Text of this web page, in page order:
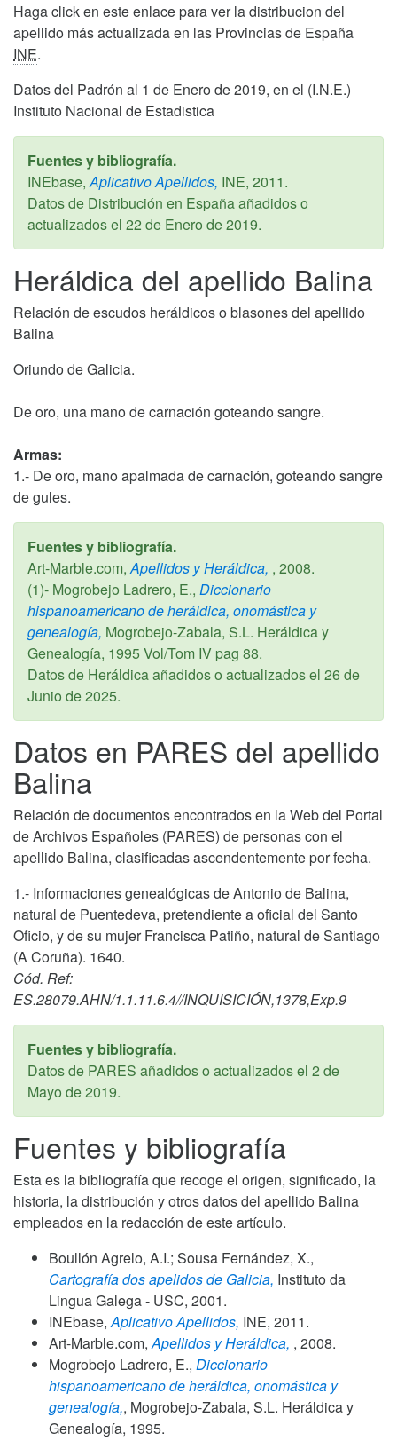
Haga click en este enlace para ver la distribucion del
apellido más actualizada en las Provincias de España
INE.
Datos del Padrón al 1 de Enero de 2019, en el (I.N.E.)
Instituto Nacional de Estadistica
Fuentes y bibliografía.
INEbase,Aplicativo Apellidos, INE, 2011.
Datos de Distribución en España añadidos o
actualizados el 22 de Enero de 2019.
Heráldica del apellido Balina
Relación de escudos heráldicos o blasones del apellido
Balina
Oriundo de Galicia.
De oro, una mano de carnación goteando sangre.
Armas:
1.- De oro, mano apalmada de carnación, goteando sangre
de gules.
Fuentes y bibliografía.
Art-Marble.com,Apellidos y Heráldica, , 2008.
(1)- Mogrobejo Ladrero, E., Diccionario
hispanoamericano de heráldica, onomástica y
genealogía, Mogrobejo-Zabala, S.L. Heráldica y
Genealogía, 1995Vol/Tom IV pag 88.
Datos de Heráldica añadidos o actualizados el 26 de
Junio de 2025.
Datos en PARES del apellido
Balina
Relación de documentos encontrados en la Web del Portal
de Archivos Españoles (PARES) de personas con el
apellido Balina, clasificadas ascendentemente por fecha.
1.- Informaciones genealógicas de Antonio de Balina,
natural de Puentedeva, pretendiente a oficial del Santo
Oficio, y de su mujer Francisca Patiño, natural de Santiago
(A Coruña). 1640.
Cód. Ref:
ES.28079.AHN/1.1.11.6.4//INQUISICIÓN,1378,Exp.9
Fuentes y bibliografía.
Datos de PARES añadidos o actualizados el 2 de
Mayo de 2019.
Fuentes y bibliografía
Esta es la bibliografía que recoge el origen, significado, la
historia, la distribución y otros datos del apellido Balina
empleados en la redacción de este artículo.
Boullón Agrelo, A.I.; Sousa Fernández, X.,
Cartografía dos apelidos de Galicia, Instituto da
Lingua Galega - USC, 2001.
INEbase,Aplicativo Apellidos, INE, 2011.
Art-Marble.com,Apellidos y Heráldica, , 2008.
Mogrobejo Ladrero, E., Diccionario
hispanoamericano de heráldica, onomástica y
genealogía,, Mogrobejo-Zabala, S.L. Heráldica y
Genealogía, 1995.